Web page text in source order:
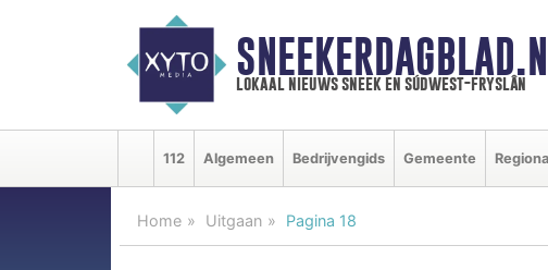
lokaal nieuws sneek en súdwest-fryslân
112 Algemeen Bedrijvengids Gemeente
Home Uitgaan Pagina 18